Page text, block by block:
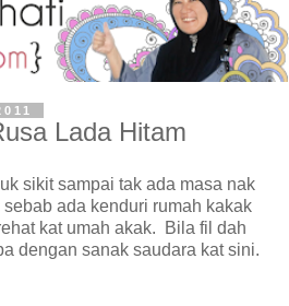
Lada Hitam
sikit sampai tak ada masa nak
ada kenduri rumah kakak
kat umah akak. Bila fil dah
dengan sanak saudara kat sini.